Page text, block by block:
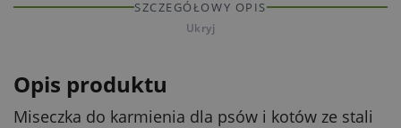
SZCZEGÓŁOWY OPIS
Ukryj
Opis produktu
Miseczka do karmienia dla psów i kotów ze stali